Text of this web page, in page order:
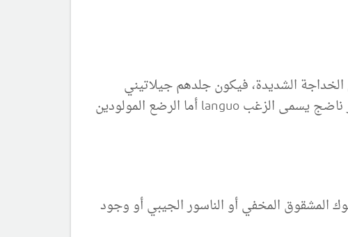
الشديدة، فيكون جلدهم جيلاتيني
ويميل للنزف والرض بسهولة، وتتغطى عادة الفروة والحواجب ووجه الخديج بشعر ناعم طري غير ناضج يسمى الزغب languo أما الرضع المولودين
المخفي أو الناسور الجيبي أو وجود